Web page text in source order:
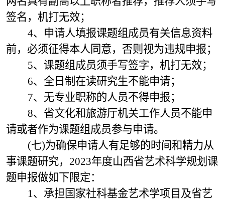
签名，机打无效；
4、申请人填报课题组成员有关信息资料
前，必须征得本人同意，否则视为违规申报；
5、课题组成员须手写签字，机打无效；
6、全日制在读研究生不能申请；
7、无专业职称的人员不得申报；
8、省文化和旅游厅机关工作人员不能申
请或者作为课题组成员参与申请。
(七)为确保申请人有足够的时间和精力从
事课题研究，2023年度山西省艺术科学规划课
题申报做如下限定：
1、承担国家社科基金艺术学项目及省艺